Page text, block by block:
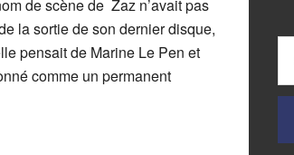
de scène de Zaz n’avait pas
la sortie de son dernier disque,
pensait de Marine Le Pen et
comme un permanent